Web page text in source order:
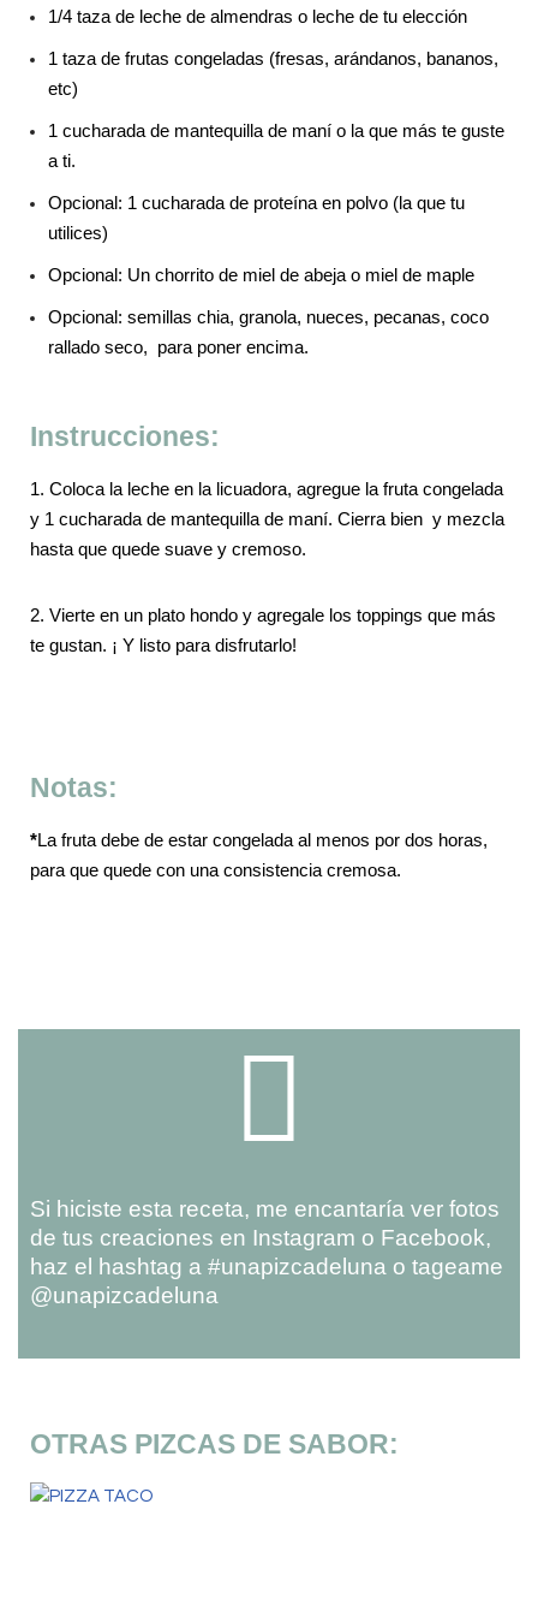
1/4 taza de leche de almendras o leche de tu elección
1 taza de frutas congeladas (fresas, arándanos, bananos,
etc)
1 cucharada de mantequilla de maní o la que más te guste
a ti.
Opcional: 1 cucharada de proteína en polvo (la que tu
utilices)
Opcional: Un chorrito de miel de abeja o miel de maple
Opcional: semillas chia, granola, nueces, pecanas, coco
rallado seco, para poner encima.
Instrucciones:
1. Coloca la leche en la licuadora, agregue la fruta congelada
y 1 cucharada de mantequilla de maní. Cierra bien y mezcla
hasta que quede suave y cremoso.
2. Vierte en un plato hondo y agregale los toppings que más
te gustan. ¡ Y listo para disfrutarlo!
Notas:
*La fruta debe de estar congelada al menos por dos horas,
para que quede con una consistencia cremosa.
Si hiciste esta receta, me encantaría ver fotos
de tus creaciones en Instagram o Facebook,
haz el hashtag a #unapizcadeluna o tageame
@unapizcadeluna
OTRAS PIZCAS DE SABOR: